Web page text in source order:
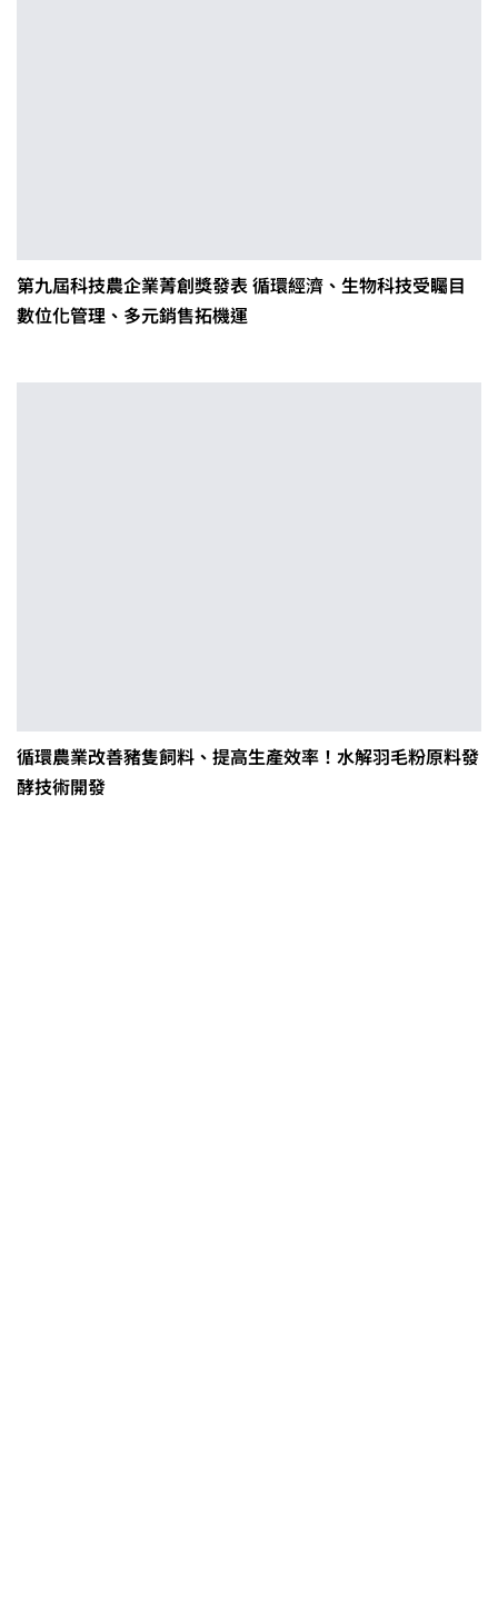
第九屆科技農企業菁創獎發表 循環經濟、生物科技受矚目
數位化管理、多元銷售拓機運
循環農業改善豬隻飼料、提高生產效率！水解羽毛粉原料發
酵技術開發